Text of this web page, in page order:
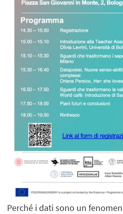
Perché i dati sono un